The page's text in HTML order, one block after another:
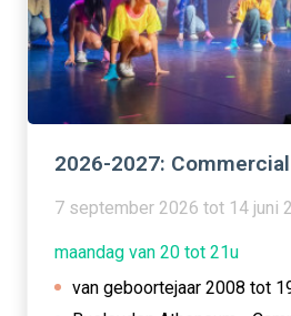
2026-2027:
7 september 2026 tot 14 juni
maandag van 20 tot 21u
van geboortejaar 2008 tot